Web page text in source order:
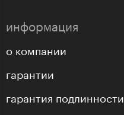
информация
о компании
гарантии
гарантия подлинности